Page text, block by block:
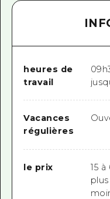
heures de
travail
Vacances
régulières
le prix
15